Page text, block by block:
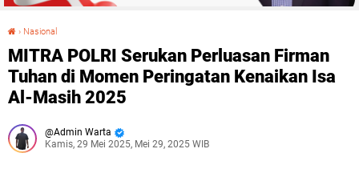
› Nasional
MITRA POLRI Serukan Perluasan Firman
Tuhan di Momen Peringatan Kenaikan Isa
Al-Masih 2025
Admin Warta
Kamis, 29 Mei 2025, Mei 29, 2025 WIB